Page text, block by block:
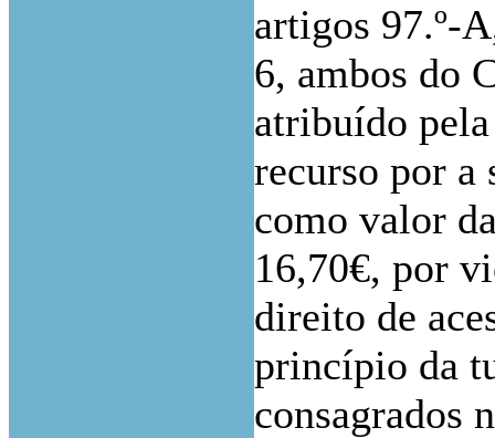
artigos 97.º-
6, ambos do
atribuído
recurso por a
como valor
16,70€, por
direito de
princípio da
consagrados